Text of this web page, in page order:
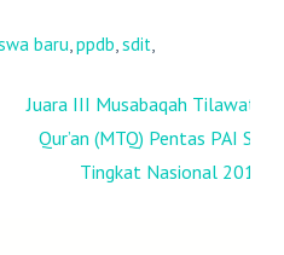
baru,ppdb,sdit,
Juara III Musabaqah Tilawatil
Qur’an (MTQ) Pentas PAI SD
Tingkat Nasional 2018